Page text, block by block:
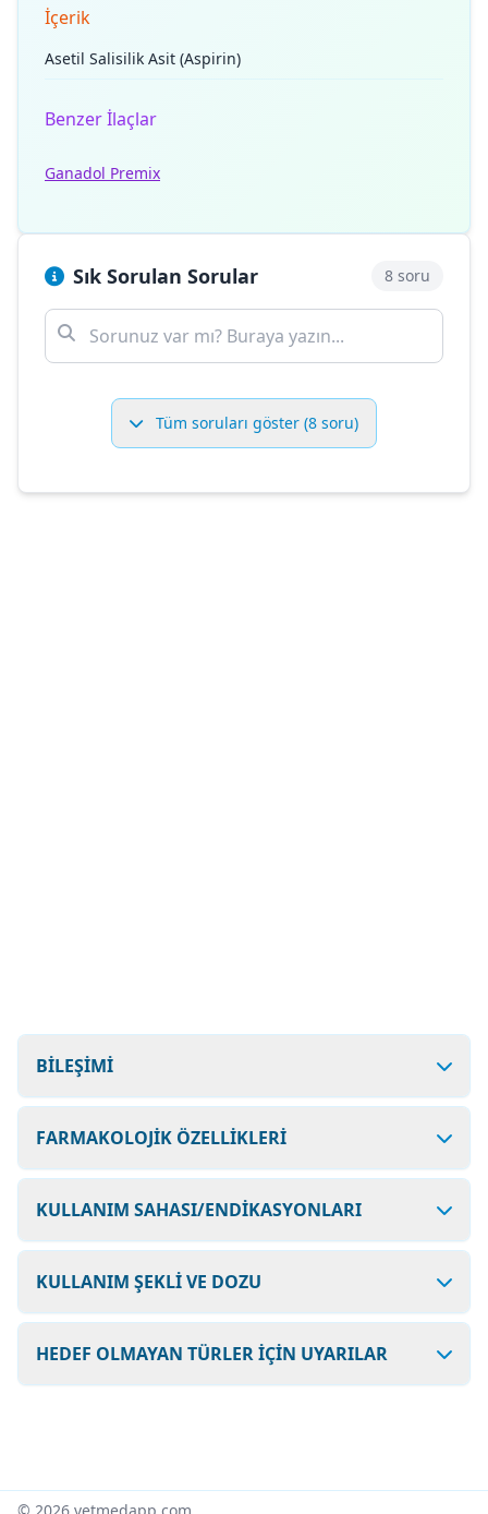
İçerik
Asetil Salisilik Asit (Aspirin)
Benzer İlaçlar
Ganadol Premix
Sık Sorulan Sorular 8 soru
Tüm soruları göster (8 soru)
BİLEŞİMİ
FARMAKOLOJİK ÖZELLİKLERİ
KULLANIM SAHASI/ENDİKASYONLARI
KULLANIM ŞEKLİ VE DOZU
HEDEF OLMAYAN TÜRLER İÇİN UYARILAR